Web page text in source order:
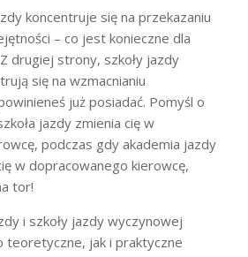
koncentruje się na przekazaniu
– co jest konieczne dla
drugiej strony, szkoły jazdy
się na wzmacnianiu
już posiadać. Pomyśl o
jazdy zmienia cię w
podczas gdy akademia jazdy
w dopracowanego kierowcę,
tor!
i szkoły jazdy wyczynowej
teoretyczne, jak i praktyczne